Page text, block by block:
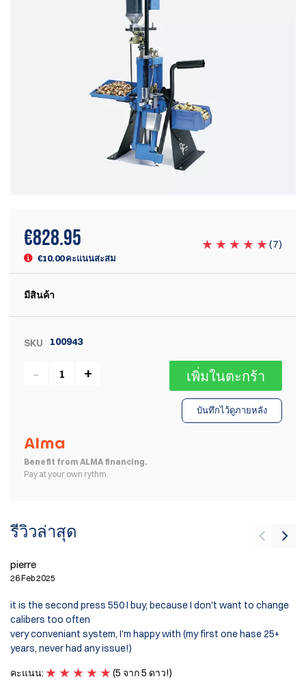
€828.95
€10.00 คะแนนสะสม
(7)
มีสินค้า
SKU 100943
เพิ่มในตะกร้า
บันทึกไว้ดูภายหลัง
Benefit from ALMA financing.
Pay at your own rythm.
รีวิวล่าสุด
pierre
26 Feb 2025
it is the second press 550 I buy, because I don't want to change
calibers too often
very conveniant system, I'm happy with (my first one hase 25+
years, never had any issue!)
คะแนน:
(5 จาก 5 ดาว!)